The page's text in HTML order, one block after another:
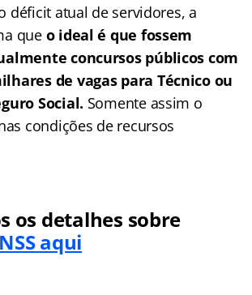
déficit atual de servidores, a
que o ideal é que fossem
concursos públicos com
de vagas para Técnico ou
Social. Somente assim o
condições de recursos
os detalhes sobre
aqui